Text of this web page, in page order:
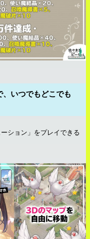
いつでもどこでも
ション」をプレイできる